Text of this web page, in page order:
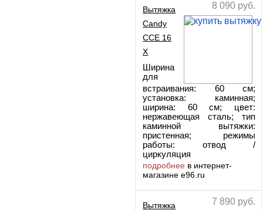
8 090 руб.
Вытяжка
Candy
CCE 16
X
Ширина
для
встраивания: 60 см;
установка: каминная;
ширина: 60 см; цвет:
нержавеющая сталь; тип
каминной вытяжки:
пристенная; режимы
работы: отвод /
циркуляция
подробнее в интернет-
магазине e96.ru
7 890 руб.
Вытяжка